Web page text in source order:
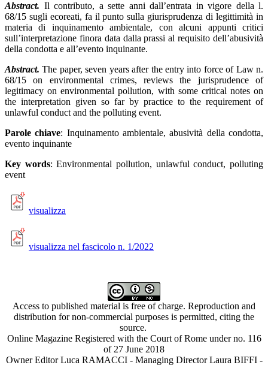
Abstract. Il contributo, a sette anni dall’entrata in vigore della l.
68/15 sugli ecoreati, fa il punto sulla giurisprudenza di legittimità in
materia di inquinamento ambientale, con alcuni appunti critici
sull’interpretazione finora data dalla prassi al requisito dell’abusività
della condotta e all’evento inquinante.
Abstract.The paper, seven years after the entry into force of Law n.
68/15 on environmental crimes, reviews the jurisprudence of
legitimacy on environmental pollution, with some critical notes on
the interpretation given so far by practice to the requirement of
unlawful conduct and the polluting event.
Parole chiave: Inquinamento ambientale,abusività della condotta,
evento inquinante
Key words:Environmental pollution, unlawful conduct, polluting
event
visualizza
visualizza nel fascicolo n. 1/2022
Access to published material is free of charge. Reproduction and
distribution for non-commercial purposes is permitted, citing the
source.
Online Magazine Registered with the Court of Rome under no. 116
of 27 June 2018
Owner Editor Luca RAMACCI - Managing Director Laura BIFFI -